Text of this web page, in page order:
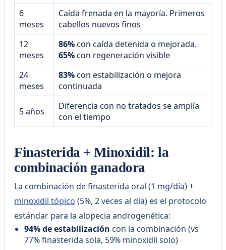
6
meses
Caída frenada en la mayoría. Primeros
cabellos nuevos finos
12
meses
86%con caída detenida o mejorada.
65%con regeneración visible
24
meses
83%con estabilización o mejora
continuada
5 años
Diferencia con no tratados se amplía
con el tiempo
Finasterida + Minoxidil: la
combinación ganadora
La combinación de finasterida oral (1 mg/día) +
minoxidil tópico (5%, 2 veces al día) es el protocolo
estándar para la alopecia androgenética:
94% de estabilización con la combinación (vs
77% finasterida sola, 59% minoxidil solo)